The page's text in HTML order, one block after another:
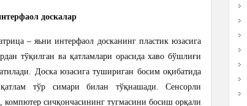
доскалар
– яьни интерфаол досканинг пластик юзасига
тўқилган ва қатламлари орасида хаво бўшлиғи
Доска юзасига тушириган босим оқибатида
тўр симари билан тўқнашади. Сенсорли
компютер сичқончасининг тугмасини босиш орқали